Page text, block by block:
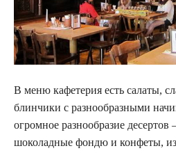
В меню кафетерия есть салаты,
блинчики с разнообразными
огромное разнообразие
шоколадные фондю и конфеты,